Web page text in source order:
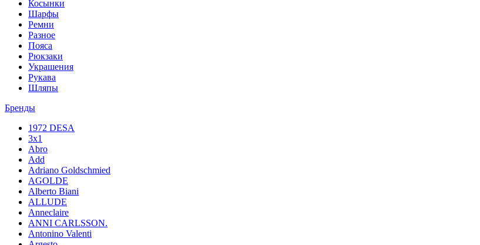
Косынки
Шарфы
Ремни
Разное
Пояса
Рюкзаки
Украшения
Рукава
Шляпы
Бренды
1972 DESA
3x1
Abro
Add
Adriano Goldschmied
AGOLDE
Alberto Biani
ALLUDE
Anneclaire
ANNI CARLSSON.
Antonino Valenti